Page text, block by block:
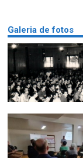
Galeria de fotos